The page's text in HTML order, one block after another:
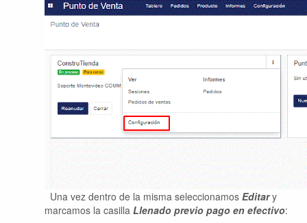
Una vez dentro de la misma seleccionamos Editary
marcamos la casilla Llenado previo pago en efectivo: